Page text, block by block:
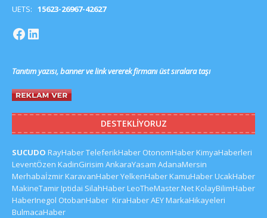
UETS: 15623-26967-42627
Tanıtım yazısı, banner ve link vererek firmanı üst sıralara taşı
DESTEKLIYORUZ
SUCUDO RayHaberTeleferikHaber OtonomHaberKimyaHaberleri
LeventÖzen KadinGirisim AnkaraYasam AdanaMersin
MerhabaİzmirKaravanHaberYelkenHaberKamuHaberUcakHaber
MakineTamirIptidai SilahHaberLeoTheMaster.NetKolayBilimHaber
HaberInegol OtobanHaber KiraHaberAEYMarkaHikayeleri
BulmacaHaber